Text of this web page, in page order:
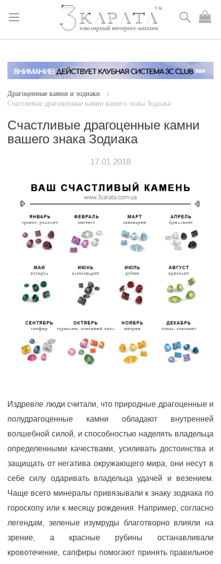
Skip
Content
Поиск
Драгоценные камни и зодиаки
Счастливые драгоценные камни вашего знака Зодиака
Счастливые драгоценные камни
вашего знака Зодиака
17.01.2018
Издревле люди считали, что природные драгоценные и
полудрагоценные камни обладают внутренней
волшебной силой, и способностью наделять владельца
определенными качествами, усиливать достоинства и
защищать от негатива окружающего мира, они несут в
себе силу одаривать владельца удачей и везением.
Чаще всего минералы привязывали к знаку зодиака по
гороскопу или к месяцу рождения. Например, согласно
легендам, зеленые изумруды благотворно влияли на
зрение, а красные рубины останавливали
кровотечение, сапфиры помогают принять правильное